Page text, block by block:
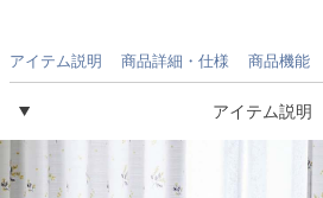
アイテム説明 商品詳細・仕様 商品機能
アイテム説明